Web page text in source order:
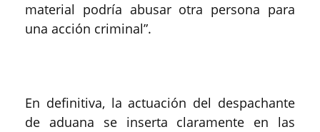
material podría abusar otra persona para
una acción criminal”.
En definitiva, la actuación del despachante
de aduana se inserta claramente en las